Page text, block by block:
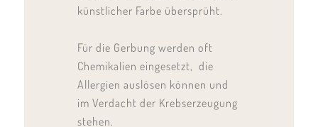
künstlicher Farbe übersprüht.
Für die Gerbung werden oft
Chemikalien eingesetzt, die
Allergien auslösen können und
im Verdacht der Krebserzeugung
stehen.